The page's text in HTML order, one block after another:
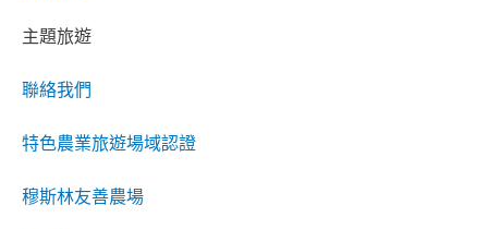
主題旅遊
聯絡我們
特色農業旅遊場域認證
穆斯林友善農場